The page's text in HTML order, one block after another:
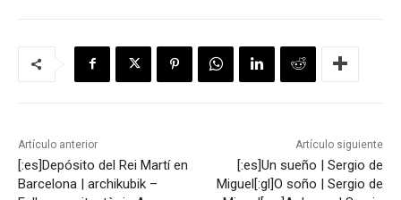
Artículo anterior
[:es]Depósito del Rei Martí en
Barcelona | archikubik –
Artículo siguiente
[:es]Un sueño | Sergio de
Miguel[:gl]O soño | Sergio de